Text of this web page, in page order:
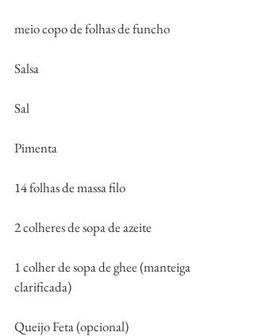
meio copo de folhas de funcho
Salsa
Sal
Pimenta
14 folhas de massa filo
2 colheres de sopa de azeite
1 colher de sopa de ghee (manteiga
clarificada)
Queijo Feta (opcional)